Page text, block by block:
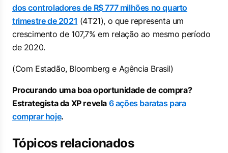
dos controladores de R$ 777 milhões no quarto
trimestre de 2021 (4T21), o que representa um
crescimento de 107,7% em relação ao mesmo período
de 2020.
(Com Estadão, Bloomberg e Agência Brasil)
Procurando uma boa oportunidade de compra?
Estrategista da XP revela 6 ações baratas para
comprar hoje.
Tópicos relacionados